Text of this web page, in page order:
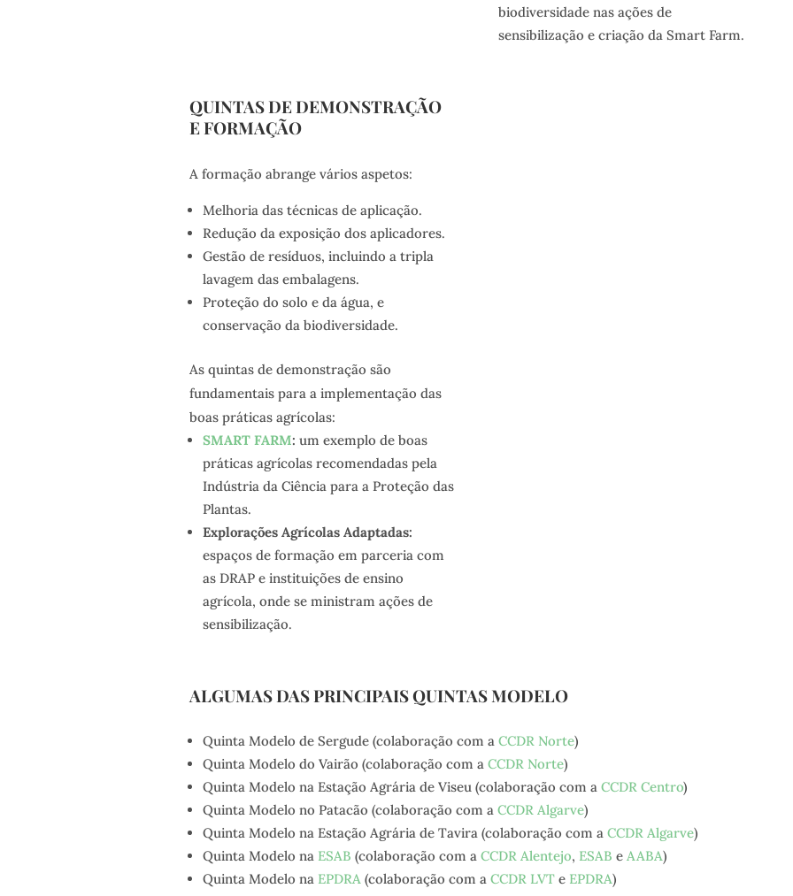
biodiversidade nas ações de
sensibilização e criação da Smart Farm.
QUINTAS DE DEMONSTRAÇÃO
E FORMAÇÃO
A formação abrange vários aspetos:
Melhoria das técnicas de aplicação.
Redução da exposição dos aplicadores.
Gestão de resíduos, incluindo a tripla
lavagem das embalagens.
Proteção do solo e da água, e
conservação da biodiversidade.
As quintas de demonstração são
fundamentais para a implementação das
boas práticas agrícolas:
SMART FARM: um exemplo de boas
práticas agrícolas recomendadas pela
Indústria da Ciência para a Proteção das
Plantas.
Explorações Agrícolas Adaptadas:
espaços de formação em parceria com
as DRAP e instituições de ensino
agrícola, onde se ministram ações de
sensibilização.
ALGUMAS DAS PRINCIPAIS QUINTAS MODELO
Quinta Modelo de Sergude (colaboração com a CCDR Norte)
Quinta Modelo do Vairão (colaboração com a CCDR Norte)
Quinta Modelo na Estação Agrária de Viseu (colaboração com a CCDR Centro)
Quinta Modelo no Patacão (colaboração com a CCDR Algarve)
Quinta Modelo na Estação Agrária de Tavira (colaboração com a CCDR Algarve)
Quinta Modelo na ESAB (colaboração com a CCDR Alentejo, ESAB e AABA)
Quinta Modelo na EPDRA(colaboração com a CCDR LVTe EPDRA)